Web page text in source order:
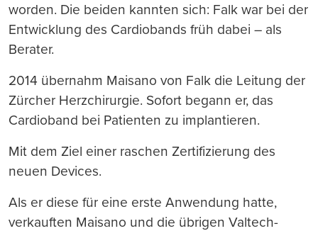
worden. Die beiden kannten sich: Falk war bei der
Entwicklung des Cardiobands früh dabei – als
Berater.
2014 übernahm Maisano von Falk die Leitung der
Zürcher Herzchirurgie. Sofort begann er, das
Cardioband bei Patienten zu implantieren.
Mit dem Ziel einer raschen Zertifizierung des
neuen Devices.
Als er diese für eine erste Anwendung hatte,
verkauften Maisano und die übrigen Valtech-